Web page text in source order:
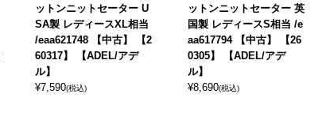
ットンニットセーター U
SA製 レディースXL相当
/eaa621748 【中古】 【2
60317】 【ADEL/アデ
ル】
¥7,590(税込)
ットンニットセーター 英
国製 レディースS相当 /e
aa617794 【中古】 【26
0305】 【ADEL/アデ
ル】
¥8,690(税込)